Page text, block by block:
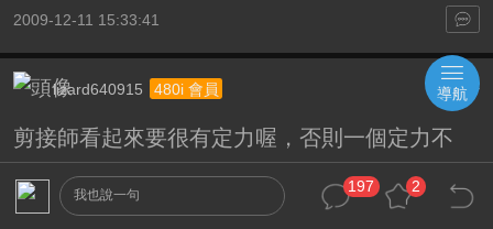
2009-12-11 15:33:41
67 F
lizard640915 480i 會員
剪接師看起來要很有定力喔，否則一個定力不
足，豈不『勞才又傷身』。
這次，真是大開眼界了。
我也說一句
197 2
導航